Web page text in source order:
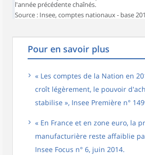
l'année précédente chaînés.
Source : Insee, comptes nationaux - base
Pour en savoir plus
« Les comptes de la Nation en
croît légèrement, le pouvoir
stabilise », Insee Première n°
« En France et en zone euro, la
manufacturière reste affaiblie
Insee Focus n° 6, juin 2014.